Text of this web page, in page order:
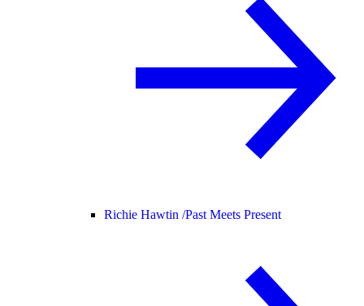
Richie Hawtin /Past Meets Present